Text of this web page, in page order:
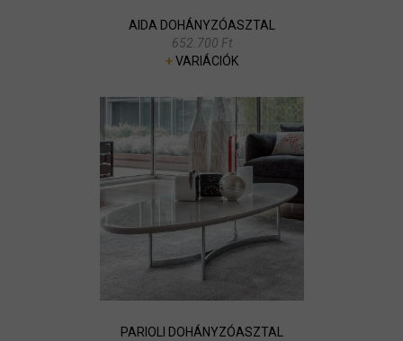
AIDA DOHÁNYZÓASZTAL
652.700 Ft
+VARIÁCIÓK
PARIOLI DOHÁNYZÓASZTAL